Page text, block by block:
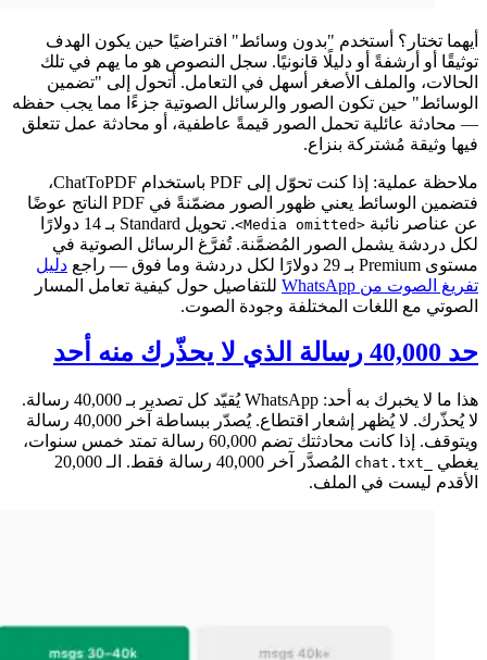
أيهما تختار؟ أستخدم "بدون وسائط" افتراضيًا حين يكون الهدف
توثيقًا أو أرشفةً أو دليلًا قانونيًا. سجل النصوص هو ما يهم في تلك
الحالات، والملف الأصغر أسهل في التعامل. أتحول إلى "تضمين
الوسائط" حين تكون الصور والرسائل الصوتية جزءًا مما يجب حفظه
— محادثة عائلية تحمل الصور قيمةً عاطفية، أو محادثة عمل تتعلق
فيها وثيقة مُشتركة بنزاع.
ملاحظة عملية: إذا كنت تحوّل إلى PDF باستخدام ChatToPDF،
فتضمين الوسائط يعني ظهور الصور مضمّنةً في PDF الناتج عوضًا
عن عناصر نائبة <Media omitted>
. تحويل Standard بـ 14 دولارًا
لكل دردشة يشمل الصور المُضمَّنة. تُفرَّغ الرسائل الصوتية في
مستوى Premium بـ 29 دولارًا لكل دردشة وما فوق — راجع
دليل
تفريغ الصوت من WhatsApp
للتفاصيل حول كيفية تعامل المسار
الصوتي مع اللغات المختلفة وجودة الصوت.
حد 40,000 رسالة الذي لا يحذّرك منه أحد
هذا ما لا يخبرك به أحد: WhatsApp يُقيّد كل تصدير بـ 40,000 رسالة.
لا يُحذّرك. لا يُظهر إشعار اقتطاع. يُصدّر ببساطة آخر 40,000 رسالة
ويتوقف. إذا كانت محادثتك تضم 60,000 رسالة تمتد خمس سنوات،
يغطي
المُصدَّر آخر 40,000 رسالة فقط. الـ 20,000
الأقدم ليست في الملف.